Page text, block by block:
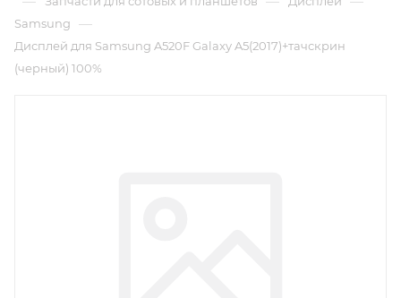
Samsung —
Дисплей для Samsung A520F Galaxy A5(2017)+тачскрин
(черный) 100%